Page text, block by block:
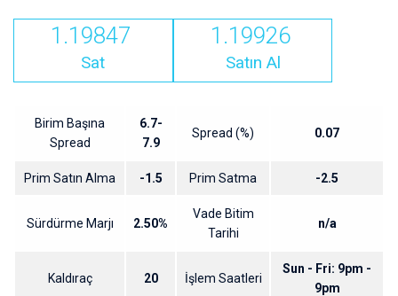
1.19847
Sat
1.19926
Satın Al
Birim Başına
Spread
6.7-
7.9
Spread (%) 0.07
Prim Satın Alma -1.5 Prim Satma -2.5
Sürdürme Marjı 2.50%
Vade Bitim
Tarihi
n/a
Kaldıraç 20 İşlem Saatleri
Sun - Fri: 9pm -
9pm